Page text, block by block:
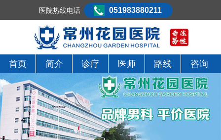
首页 简介 诊疗 医师 路线 咨询
医院热线电话 051983880211